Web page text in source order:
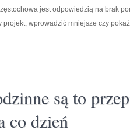
jest odpowiedzią na brak
projekt, wprowadzić mniejsze czy
są to
co dzień